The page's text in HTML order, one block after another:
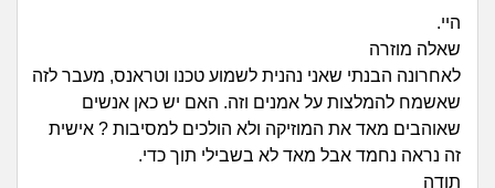
מתחם הטיפים
מדורים
היי.
שאלה מוזרה
לאחרונה הבנתי שאני נהנית לשמוע טכנו וטראנס, מעבר לזה
שאשמח להמלצות על אמנים וזה. האם יש כאן אנשים
שאוהבים מאד את המוזיקה ולא הולכים למסיבות ? אישית
זה נראה נחמד אבל מאד לא בשבילי תוך כדי.
תודה